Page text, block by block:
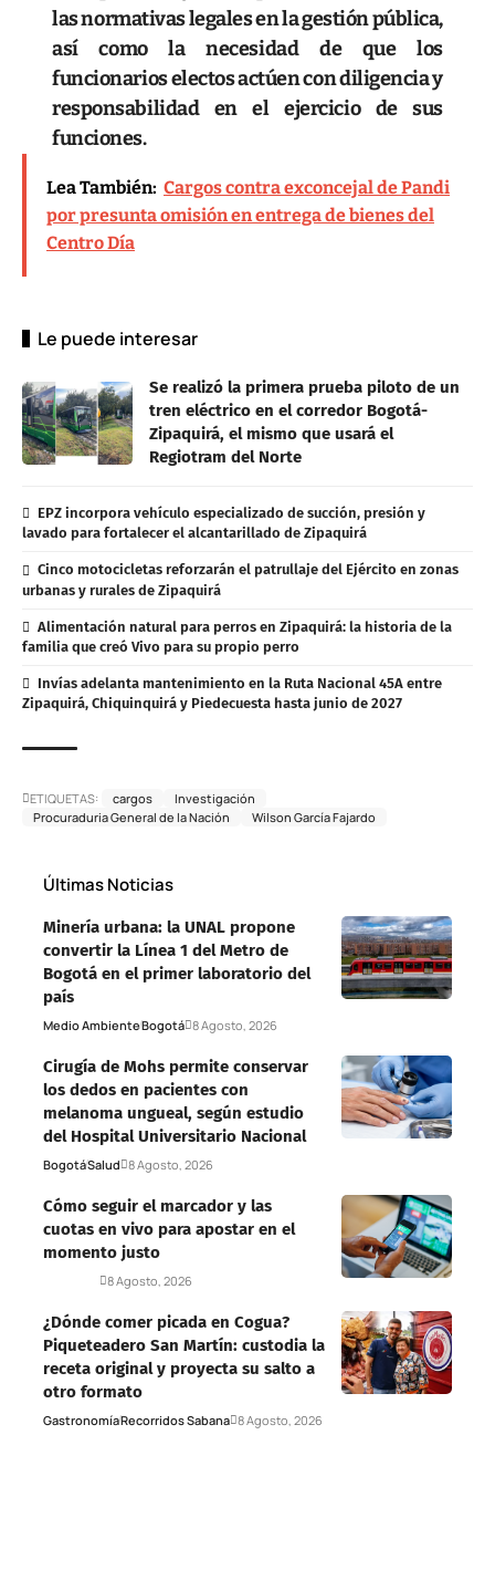
las normativas legales en la gestión pública,
así como la necesidad de que los
funcionarios electos actúen con diligencia y
responsabilidad en el ejercicio de sus
funciones.
Lea También: Cargos contra exconcejal de Pandi
por presunta omisión en entrega de bienes del
Centro Día
Le puede interesar
Se realizó la primera prueba piloto de un
tren eléctrico en el corredor Bogotá-
Zipaquirá, el mismo que usará el
Regiotram del Norte
EPZ incorpora vehículo especializado de succión, presión y
lavado para fortalecer el alcantarillado de Zipaquirá
Cinco motocicletas reforzarán el patrullaje del Ejército en zonas
urbanas y rurales de Zipaquirá
Alimentación natural para perros en Zipaquirá: la historia de la
familia que creó Vivo para su propio perro
Invías adelanta mantenimiento en la Ruta Nacional 45A entre
Zipaquirá, Chiquinquirá y Piedecuesta hasta junio de 2027
ETIQUETAS: cargos
Investigación
Procuraduria General de la Nación
Wilson García Fajardo
Últimas Noticias
Minería urbana: la UNAL propone
convertir la Línea 1 del Metro de
Bogotá en el primer laboratorio del
país
Medio AmbienteBogotá 8 Agosto, 2026
Cirugía de Mohs permite conservar
los dedos en pacientes con
melanoma ungueal, según estudio
del Hospital Universitario Nacional
BogotáSalud 8 Agosto, 2026
Cómo seguir el marcador y las
cuotas en vivo para apostar en el
momento justo
8 Agosto, 2026
¿Dónde comer picada en Cogua?
Piqueteadero San Martín: custodia la
receta original y proyecta su salto a
otro formato
GastronomíaRecorridos Sabana 8 Agosto, 2026